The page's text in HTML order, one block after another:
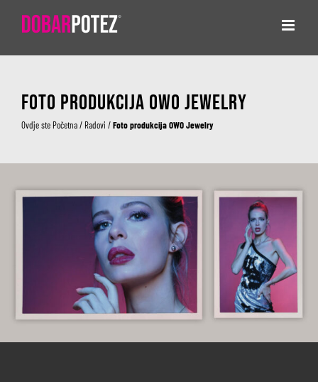
Foto produkcija OWO Jewelry
Ovdje ste Početna/ Radovi /Foto produkcija OWO Jewelry